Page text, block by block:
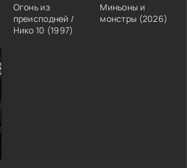
Огонь из
преисподней /
Нико 10 (1997)
Миньоны и
монстры (2026)